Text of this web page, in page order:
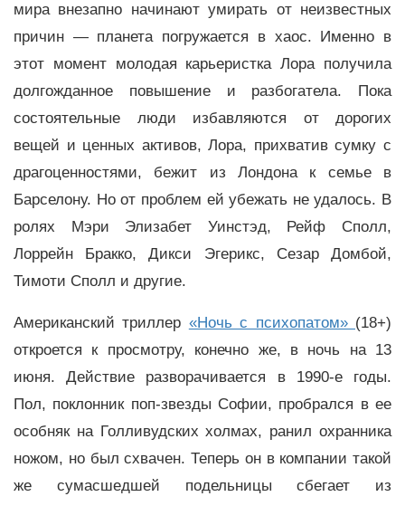
мира внезапно начинают умирать от неизвестных
причин — планета погружается в хаос. Именно в
этот момент молодая карьеристка Лора получила
долгожданное повышение и разбогатела. Пока
состоятельные люди избавляются от дорогих
вещей и ценных активов, Лора, прихватив сумку с
драгоценностями, бежит из Лондона к семье в
Барселону. Но от проблем ей убежать не удалось. В
ролях Мэри Элизабет Уинстэд, Рейф Сполл,
Лоррейн Бракко, Дикси Эгерикс, Сезар Домбой,
Тимоти Сполл и другие.
Американский триллер «Ночь с психопатом» (18+)
откроется к просмотру, конечно же, в ночь на 13
июня. Действие разворачивается в 1990-е годы.
Пол, поклонник поп-звезды Софии, пробрался в ее
особняк на Голливудских холмах, ранил охранника
ножом, но был схвачен. Теперь он в компании такой
же сумасшедшей подельницы сбегает из